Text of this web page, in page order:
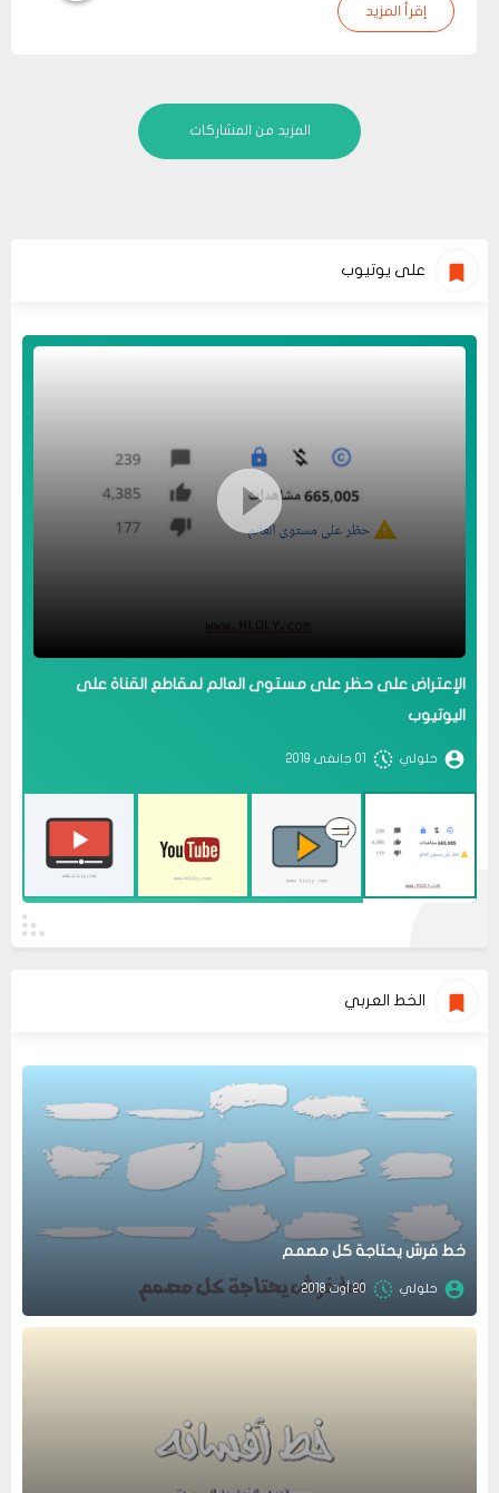
إقرأ المزيد
المزيد من المشاركات
على يوتيوب
عرض الكل
الإعتراض على حظر على مستوى العالم لمقاطع القناة على
اليوتيوب
حلولي 01 جانفى 2019
الخط العربي
خط فرش يحتاجة كل مصمم
حلولي 20 أوت 2018